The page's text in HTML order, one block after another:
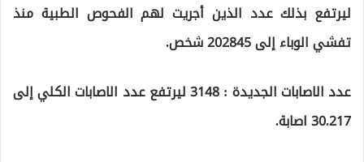
ليرتفع بذلك عدد الذين أجريت لهم الفحوص الطبية منذ
تفشي الوباء إلى 202845 شخص.
عدد الاصابات الجديدة : 3148 ليرتفع عدد الاصابات الكلي إلى
30.217 اصابة.